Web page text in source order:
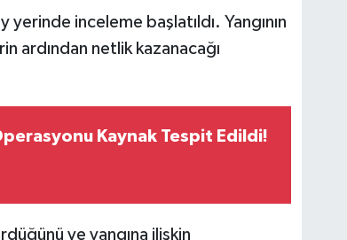
inceleme başlatıldı. Yangının
ardından netlik kazanacağı
Kaynak Tespit Edildi!
ve yangına ilişkin